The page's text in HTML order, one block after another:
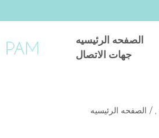
الصفحه الرئيسيه
جهات الاتصال
الصفحه الرئيسيه / ,